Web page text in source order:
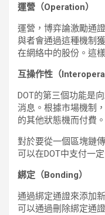
運營（Operation）
運營，博弈論激勵通
與者會通過這種機制
在網絡中的股份。這
互操作性（
DOT的第三個功能是
消息。根據市場機制
的其他狀態機而付費。
對於要從一個區塊鏈
可以在DOT中支付一
綁定（Bonding）
通過綁定通證來添加
可以通過刪除綁定通